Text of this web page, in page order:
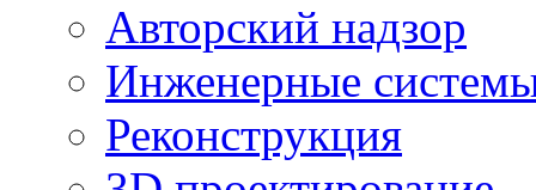
Авторский надзор
Инженерные
Реконструкция